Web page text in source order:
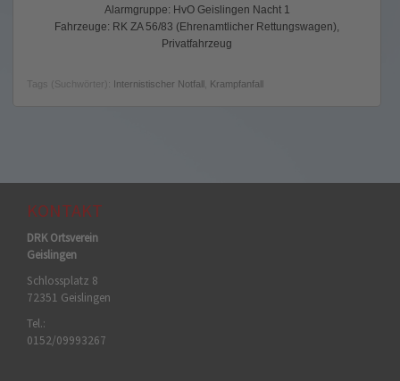
Alarmgruppe: HvO Geislingen Nacht 1
Fahrzeuge: RK ZA 56/83 (Ehrenamtlicher Rettungswagen),
Privatfahrzeug
Tags (Suchwörter): Internistischer Notfall Krampfanfall
KONTAKT
DRK Ortsverein
Geislingen
Schlossplatz 8
72351 Geislingen
Tel.:
0152/09993267